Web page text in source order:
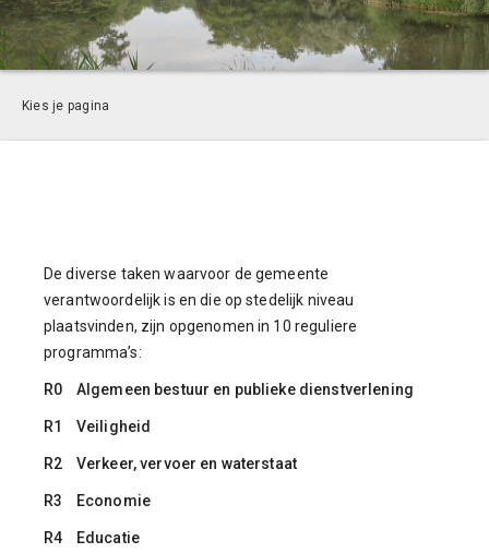
De diverse taken waarvoor de gemeente
verantwoordelijk is en die op stedelijk niveau
plaatsvinden, zijn opgenomen in 10 reguliere
programma’s:
R0 Algemeen bestuur en publieke dienstverlening
R1 Veiligheid
R2 Verkeer, vervoer en waterstaat
R3 Economie
R4 Educatie